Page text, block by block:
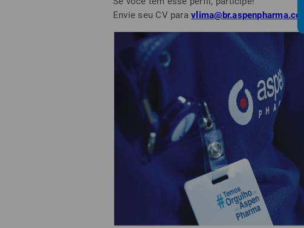
Envie seu CV paravlima@br.aspenpharma.com